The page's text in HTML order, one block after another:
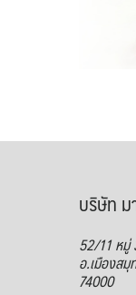
บริษัท
52/11 หมู่
อ.เมืองสมุ
74000